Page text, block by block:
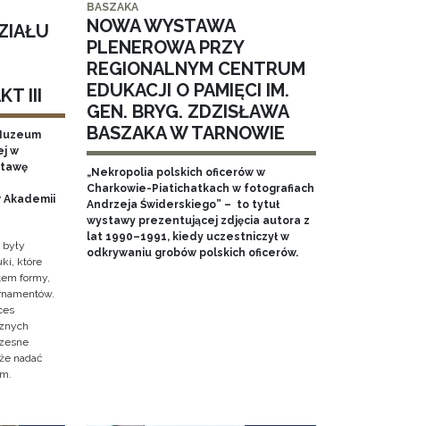
III
w
które
formy,
nadać
BASZAKA
NOWA WYSTAWA
PLENEROWA PRZY
REGIONALNYM CENTRUM
EDUKACJI O PAMIĘCI IM.
GEN. BRYG. ZDZISŁAWA
BASZAKA W TARNOWIE
„Nekropolia polskich oficerów w
Charkowie-Piatichatkach w fotografiach
Andrzeja Świderskiego” – to tytuł
wystawy prezentującej zdjęcia autora z
lat 1990–1991, kiedy uczestniczył w
odkrywaniu grobów polskich oficerów.